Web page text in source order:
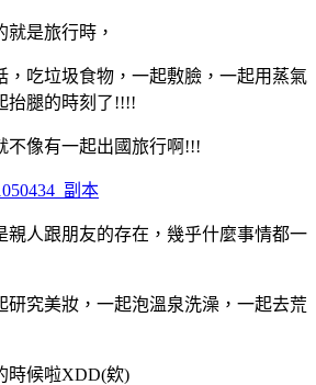
是旅行時，
，吃垃圾食物，一起敷臉，一起用蒸氣
抬腿的時刻了!!!!
不像有一起出國旅行啊!!!
親人跟朋友的存在，幾乎什麼事情都一
研究美妝，一起泡溫泉洗澡，一起去荒
時候啦XDD(欸)